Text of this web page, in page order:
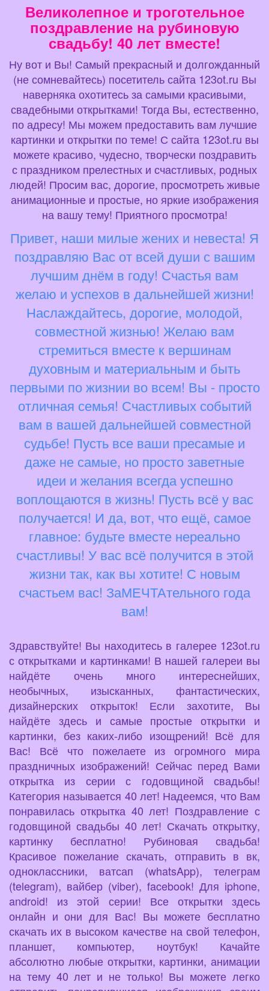
Великолепное и троготельное
поздравление на рубиновую
свадьбу! 40 лет вместе!
Ну вот и Вы! Самый прекрасный и долгожданный
(не сомневайтесь) посетитель сайта 123ot.ru Вы
наверняка охотитесь за самыми красивыми,
свадебными открытками! Тогда Вы, естественно,
по адресу! Мы можем предоставить вам лучшие
картинки и открытки по теме! С сайта 123ot.ru вы
можете красиво, чудесно, творчески поздравить
с праздником прелестных и счастливых, родных
людей! Просим вас, дорогие, просмотреть живые
анимационные и простые, но яркие изображения
на вашу тему! Приятного просмотра!
Привет, наши милые жених и невеста! Я
поздравляю Вас от всей души с вашим
лучшим днём в году! Счастья вам
желаю и успехов в дальнейшей жизни!
Наслаждайтесь, дорогие, молодой,
совместной жизнью! Желаю вам
стремиться вместе к вершинам
духовным и материальным и быть
первыми по жизнии во всем! Вы - просто
отличная семья! Счастливых событий
вам в вашей дальнейшей совместной
судьбе! Пусть все ваши пресамые и
даже не самые, но просто заветные
идеи и желания всегда успешно
воплощаются в жизнь! Пусть всё у вас
получается! И да, вот, что ещё, самое
главное: будьте вместе нереально
счастливы! У вас всё получится в этой
жизни так, как вы хотите! С новым
счастьем вас! ЗаМЕЧТАтельного года
вам!
Здравствуйте! Вы находитесь в галерее 123ot.ru
с открытками и картинками! В нашей галереи вы
найдёте очень много интереснейших,
необычных, изысканных, фантастических,
дизайнерских открыток! Если захотите, Вы
найдёте здесь и самые простые открытки и
картинки, без каких-либо изощрений! Всё для
Вас! Всё что пожелаете из огромного мира
праздничных изображений! Сейчас перед Вами
открытка из серии с годовщиной свадьбы!
Категория называется 40 лет! Надеемся, что Вам
понравилась открытка 40 лет! Поздравление с
годовщиной свадьбы 40 лет! Скачать открытку,
картинку бесплатно! Рубиновая свадьба!
Красивое пожелание скачать, отправить в вк,
одноклассники, ватсап (whatsApp), телеграм
(telegram), вайбер (viber), facebook! Для iphone,
android! из этой серии! Все открытки здесь
онлайн и они для Вас! Вы можете бесплатно
скачать их в высоком качестве на свой телефон,
планшет, компьютер, ноутбук! Качайте
абсолютно любые открытки, картинки, анимации
на тему 40 лет и не только! Вы можете легко